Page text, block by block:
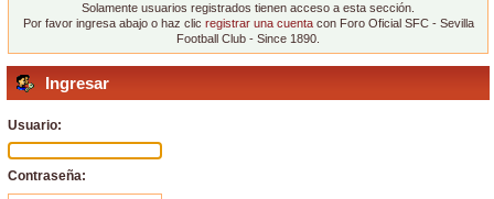
Solamente usuarios registrados tienen acceso a esta sección.
Por favor ingresa abajo o haz clic registrar una cuentacon Foro Oficial SFC - Sevilla
Football Club - Since 1890.
Ingresar
Usuario:
Contraseña: